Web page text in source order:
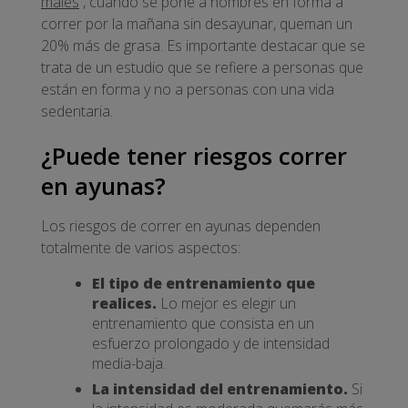
correr por la mañana sin desayunar, queman un
20% más de grasa. Es importante destacar que se
trata de un estudio que se refiere a personas que
están en forma y no a personas con una vida
sedentaria.
¿Puede tener riesgos correr
en ayunas?
Los riesgos de correr en ayunas dependen
totalmente de varios aspectos:
El tipo de entrenamiento que
realices. Lo mejor es elegir un
entrenamiento que consista en un
esfuerzo prolongado y de intensidad
media-baja.
La intensidad del entrenamiento. Si